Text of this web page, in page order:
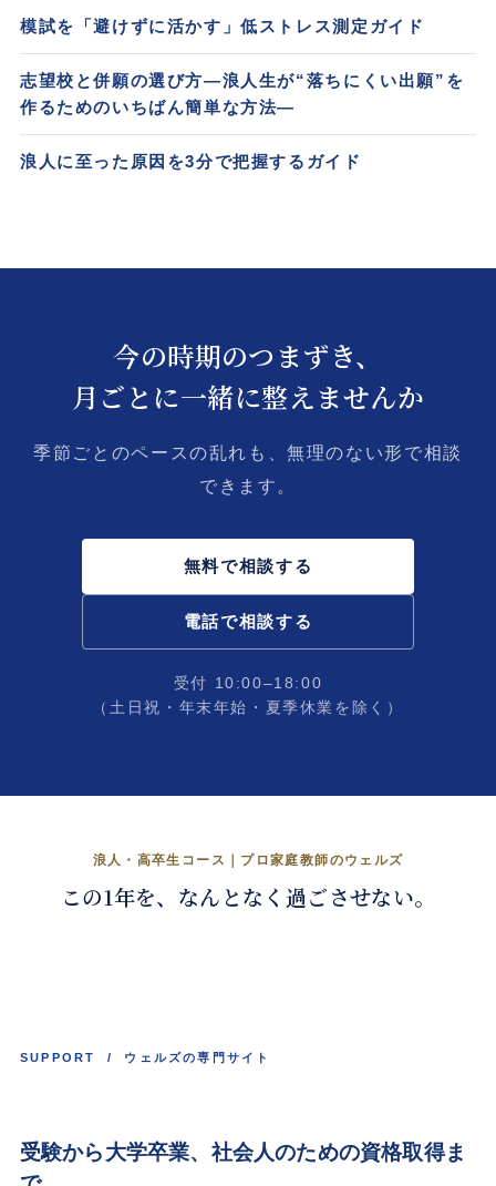
模試を「避けずに活かす」低ストレス測定ガイド
志望校と併願の選び方—浪人生が“落ちにくい出願”を
作るためのいちばん簡単な方法—
浪人に至った原因を3分で把握するガイド
今の時期のつまずき、
月ごとに一緒に整えませんか
季節ごとのペースの乱れも、無理のない形で相談
できます。
無料で相談する
電話で相談する
受付 10:00–18:00
（土日祝・年末年始・夏季休業を除く）
浪人・高卒生コース｜プロ家庭教師のウェルズ
この1年を、なんとなく過ごさせない。
浪人の1年を、合格の年に。
くわしく見る →
SUPPORT / ウェルズの専門サイト
受験から大学卒業、 社会人のための資格取得ま